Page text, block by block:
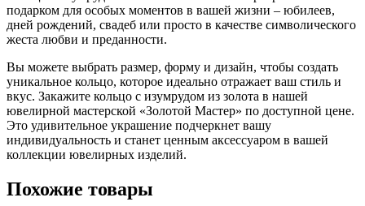
подарком для особых моментов в вашей жизни – юбилеев,
дней рождений, свадеб или просто в качестве символического
жеста любви и преданности.
Вы можете выбрать размер, форму и дизайн, чтобы создать
уникальное кольцо, которое идеально отражает ваш стиль и
вкус. Закажите кольцо с изумрудом из золота в нашей
ювелирной мастерской «Золотой Мастер» по доступной цене.
Это удивительное украшение подчеркнет вашу
индивидуальность и станет ценным аксессуаром в вашей
коллекции ювелирных изделий.
Похожие товары